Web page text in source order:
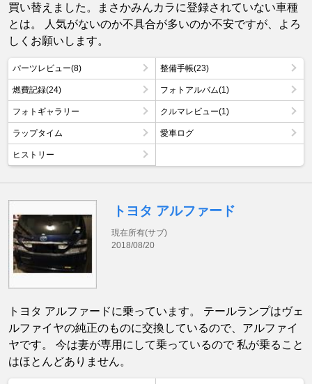
買い替えました。まさかみんカラに登録されていない車種
とは。 人気がないのか不具合が多いのか不安ですが、よろ
しくお願いします。
パーツレビュー(8) 整備手帳(23)
燃費記録(24) フォトアルバム(1)
フォトギャラリー クルマレビュー(1)
ラップタイム 愛車ログ
ヒストリー
トヨタ アルファード
現在所有(サブ)
2018/08/20
トヨタ アルファードに乗っています。 テールランプはヴェ
ルファイヤの純正のものに交換しているので、アルファイ
ヤです。 今は妻が専用にして乗っているので 私が乗ること
はほとんどありません。